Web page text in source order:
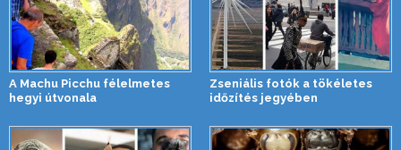
A Machu Picchu félelmetes
hegyi útvonala
Zseniális fotók a tökéletes
időzítés jegyében